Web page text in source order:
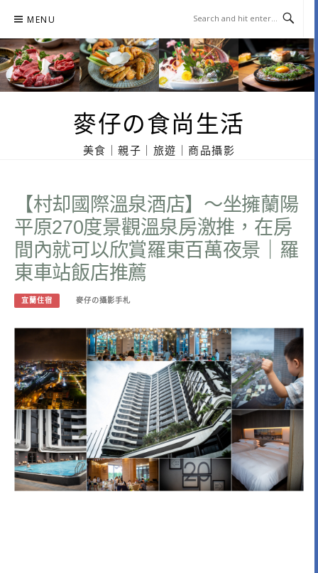
content
MENU
麥仔の食尚生活
美食｜親子｜旅遊｜商品攝影
【村却國際溫泉酒店】～坐擁蘭陽
平原270度景觀溫泉房激推，在房
間內就可以欣賞羅東百萬夜景｜羅
東車站飯店推薦
宜蘭住宿 麥仔の攝影手札